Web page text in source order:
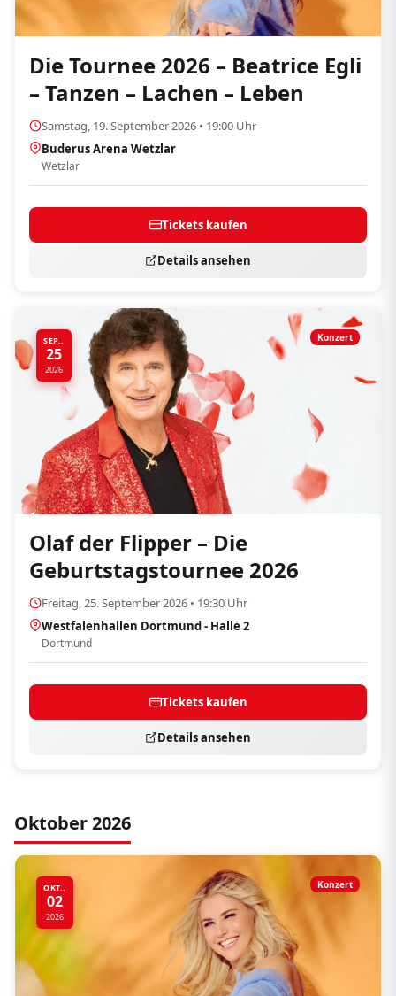
Die Tournee 2026 – Beatrice Egli
– Tanzen – Lachen – Leben
Samstag, 19. September 2026 • 19:00 Uhr
Buderus Arena Wetzlar
Wetzlar
Tickets kaufen
Details ansehen
SEP..
25
2026
Konzert
Olaf der Flipper – Die
Geburtstagstournee 2026
Freitag, 25. September 2026 • 19:30 Uhr
Westfalenhallen Dortmund - Halle 2
Dortmund
Tickets kaufen
Details ansehen
Oktober 2026
OKT..
02
2026
Konzert